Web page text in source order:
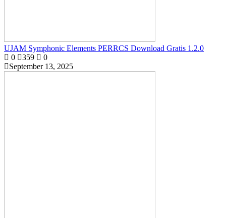
UJAM Symphonic Elements PERRCS Download Gratis 1.2.0
0
359
0
September 13, 2025